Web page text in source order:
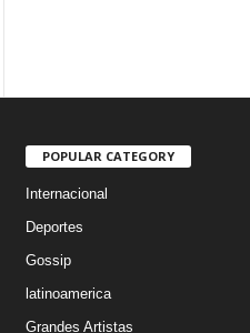
POPULAR CATEGORY
Internacional
Deportes
Gossip
latinoamerica
Grandes Artistas